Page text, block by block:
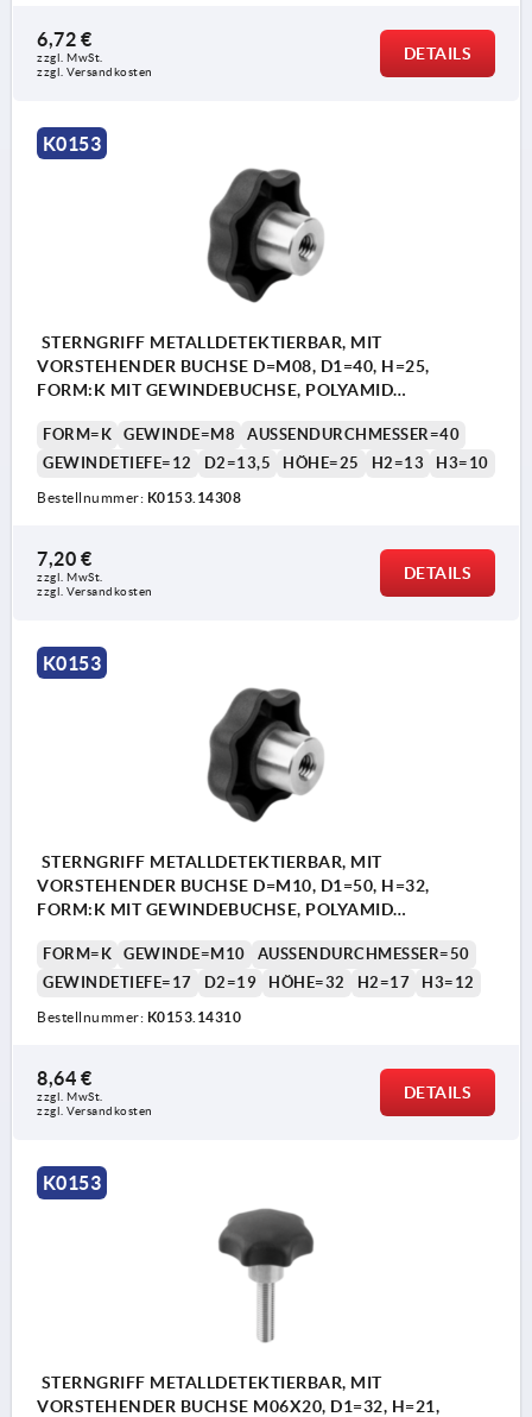
Form K: Gewindebuchse
Form L: Außengewinde
6,72 €
zzgl. MwSt.
zzgl. Versandkosten
DETAILS
K0153
STERNGRIFF METALLDETEKTIERBAR, MIT
VORSTEHENDER BUCHSE D=M08, D1=40, H=25,
FORM:K MIT GEWINDEBUCHSE, POLYAMID
FORM=K GEWINDE=M8
AUSSENDURCHMESSER=40
GEWINDETIEFE=12
D2=13,5 HÖHE=25 H2=13 H3=10
Bestellnummer: K0153.14308
7,20 €
zzgl. MwSt.
zzgl. Versandkosten
DETAILS
K0153
STERNGRIFF METALLDETEKTIERBAR, MIT
VORSTEHENDER BUCHSE D=M10, D1=50, H=32,
FORM:K MIT GEWINDEBUCHSE, POLYAMID
FORM=K GEWINDE=M10
AUSSENDURCHMESSER=50
GEWINDETIEFE=17
D2=19 HÖHE=32 H2=17 H3=12
Bestellnummer: K0153.14310
8,64 €
zzgl. MwSt.
zzgl. Versandkosten
DETAILS
K0153
STERNGRIFF METALLDETEKTIERBAR, MIT
VORSTEHENDER BUCHSE M06X20, D1=32, H=21,